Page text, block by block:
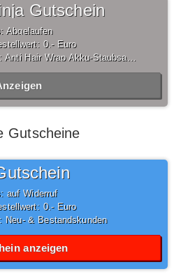
Gutschein
Abgelaufen
0,- Euro
Hair Wrap Akku-Staubsauger
Gutscheine
auf Widerruf
0,- Euro
Neu- & Bestandskunden
anzeigen